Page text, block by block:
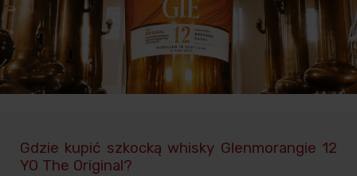
Gdzie kupić szkocką whisky Glenmorangie 12
YO The Original?